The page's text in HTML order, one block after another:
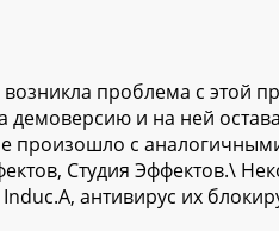
проблема с этой
демоверсию и на ней
произошло с
Студия Эффектов.\
антивирус их